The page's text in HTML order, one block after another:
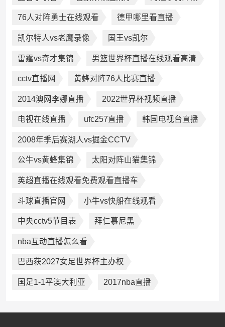
76人对阵勇士在线观看 德甲哪里看直播
凯尔特人vs老鹰录像 国王vs凯尔
雷霆vs奇才集锦 男篮世界杯直播在线观看高清
cctv直播网 黄蜂对阵76人比赛直播
2014澳网李娜直播 2022世界杯视频直播
电视在线直播 ufc257直播 韩国电视台直播
2008年季后赛湖人vs掘金CCTV
公牛vs黄蜂集锦 太阳对阵山猫集锦
英超直播在线观看免费观看直播车
斗球直播官网 小牛vs快船在线观看
中央cctv5节目表 拜仁慕尼黑
nba互动直播怎么看
巴西获2027女足世界杯主办权
国足1-1平澳大利亚 2017nba直播